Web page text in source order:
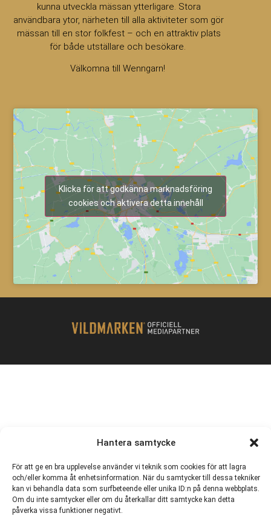
Hantera samtycke
För att ge en bra upplevelse använder vi teknik som cookies för att lagra
och/eller komma åt enhetsinformation. När du samtycker till dessa tekniker
kan vi behandla data som surfbeteende eller unika ID:n på denna webbplats.
Om du inte samtycker eller om du återkallar ditt samtycke kan detta
påverka vissa funktioner negativt.
kunna utveckla mässan ytterligare. Stora
användbara ytor, närheten till alla aktiviteter som gör
mässan till en stor folkfest – och en attraktiv plats
för både utställare och besökare.
Välkomna till Wenngarn!
Klicka för att godkänna marknadsföring
cookies och aktivera detta innehåll